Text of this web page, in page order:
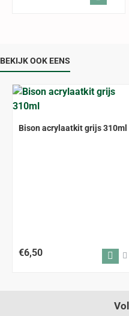
BEKIJK OOK EENS
Bison acrylaatkit grijs 310ml
€6,50